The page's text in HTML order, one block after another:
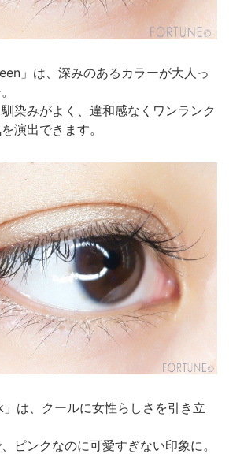
」は、深みのあるカラーが大人っ
染みがよく、違和感なくワンランク
演出できます。
」は、クールに女性らしさを引き立
ピンクなのに可愛すぎない印象に。